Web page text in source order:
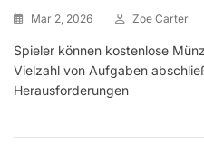
Mar 2, 2026 Zoe Carter
Spieler können kostenlose
Vielzahl von Aufgaben
Herausforderungen